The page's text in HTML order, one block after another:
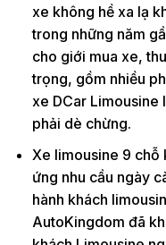
xe không hề xa lạ
trong những năm
cho giới mua xe,
trọng, gồm nhiều
xe DCar Limousine
phải dè chừng.
Xe limousine 9
ứng nhu cầu ngày
hành khách
AutoKingdom đã